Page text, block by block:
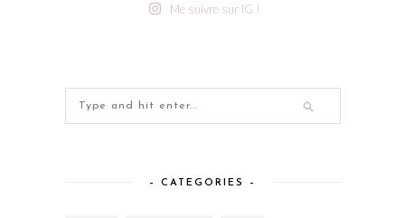
Me suivre sur IG !
– CATEGORIES –